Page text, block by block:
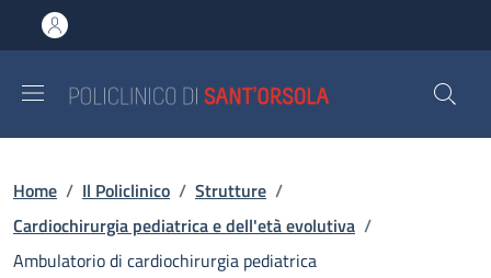
al contenuto principale
to footer content
Briciole di pane
Home / Il Policlinico / Strutture /
Cardiochirurgia pediatrica e dell'età evolutiva /
Ambulatorio di cardiochirurgia pediatrica